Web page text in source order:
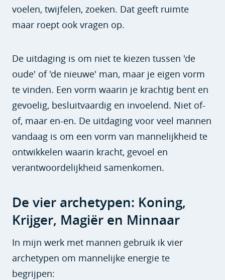
voelen, twijfelen, zoeken. Dat geeft ruimte
maar roept ook vragen op.
De uitdaging is om niet te kiezen tussen 'de
oude' of 'de nieuwe' man, maar je eigen vorm
te vinden. Een vorm waarin je krachtig bent en
gevoelig, besluitvaardig en invoelend. Niet of-
of, maar en-en. De uitdaging voor veel mannen
vandaag is om een vorm van mannelijkheid te
ontwikkelen waarin kracht, gevoel en
verantwoordelijkheid samenkomen.
De vier archetypen: Koning,
Krijger, Magiër en Minnaar
In mijn werk met mannen gebruik ik vier
archetypen om mannelijke energie te
begrijpen: